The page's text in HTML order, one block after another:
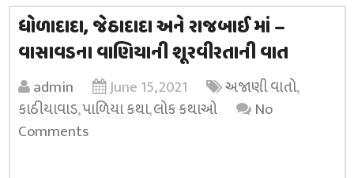
ધોળાદાદા, જેઠાદાદા અને રાજબાઈ માં –
વાસાવડના વાણિયાની શૂરવીરતાની વાત
admin June 15, 2021 અજાણી વાતો,
કાઠીયાવાડ,પાળિયા કથા,લોક કથાઓ
No
Comments